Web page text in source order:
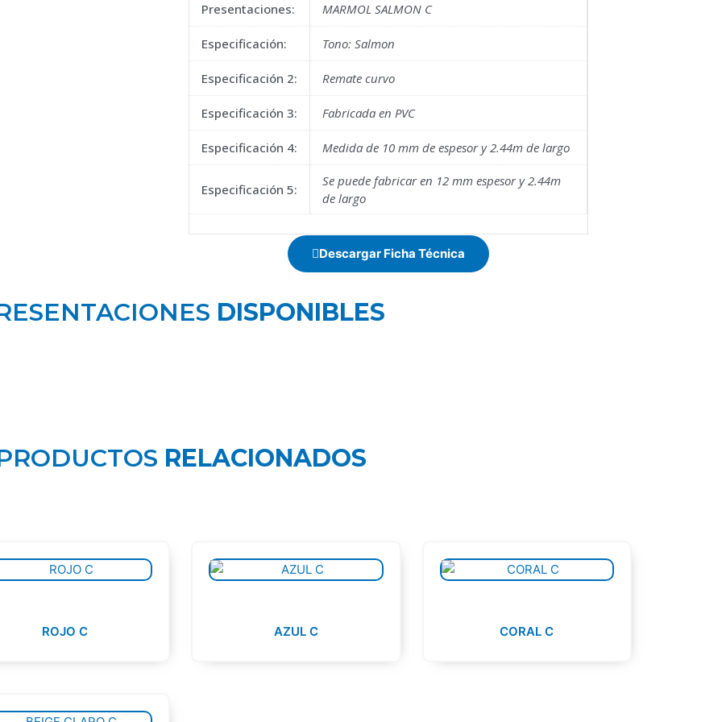
Presentaciones: MARMOL SALMON C
Especificación: Tono: Salmon
Especificación 2: Remate curvo
Especificación 3: Fabricada en PVC
Especificación 4: Medida de 10 mm de espesor y 2.44m de largo
Especificación 5:
Se puede fabricar en 12 mm espesor y 2.44m
de largo
Descargar Ficha Técnica
DISPONIBLES
RELACIONADOS
ROJO C AZUL C CORAL C